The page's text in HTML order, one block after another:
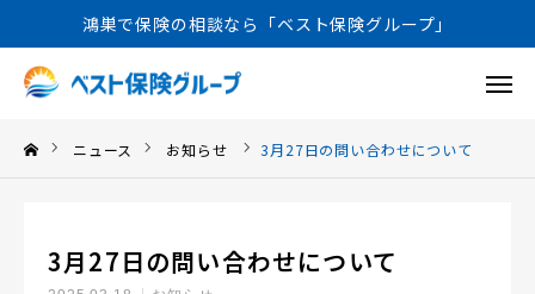
鴻巣で保険の相談なら「ベスト保険グループ」
ニュース お知らせ 3月27日の問い合わせについて
3月27日の問い合わせについて
相談予約
お問い合わせ よくある質問
アクセス